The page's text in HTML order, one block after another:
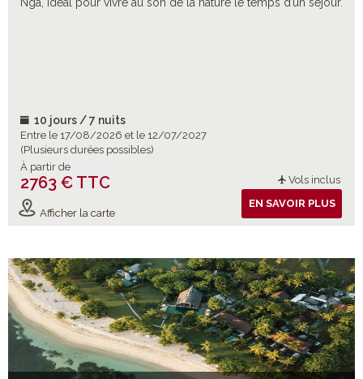
10 jours / 7 nuits
Entre le 17/08/2026 et le 12/07/2027
(Plusieurs durées possibles)
À partir de
2763 € TTC Vols inclus
Afficher la carte
EN SAVOIR PLUS